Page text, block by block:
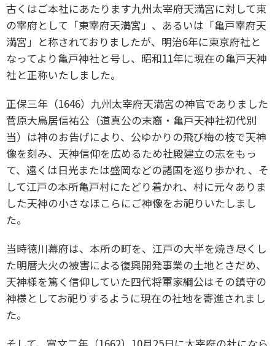
古くはご本社にあたります九州太宰府天満宮に対して東
の宰府として「東宰府天満宮」、あるいは「亀戸宰府天
満宮」と称されておりましたが、明治6年に東京府社と
なってより亀戸神社と号し、昭和11年に現在の亀戸天神
社と正称いたしました。
正保三年（1646）九州太宰府天満宮の神官でありました
菅原大鳥居信祐公（道真公の末裔・亀戸天神社初代別
当）は神のお告げにより、公ゆかりの飛び梅の枝で天神
像を刻み、天神信仰を広めるため社殿建立の志をもっ
て、遠くは日光または盛岡などの諸国を巡り歩かれ 、そ
して江戸の本所亀戸村にたどり着かれ、村に元々ありま
した天神の小さなほこらにご神像をお祀りいたしまし
た。
当時徳川幕府は、本所の町を、江戸の大半を焼き尽くし
た明暦大火の被害による復興開発事業の土地とさだめ、
天神様を篤く信仰していた四代将軍家綱公はその鎮守の
神様としてお祀りするように現在の社地を寄進されまし
た。